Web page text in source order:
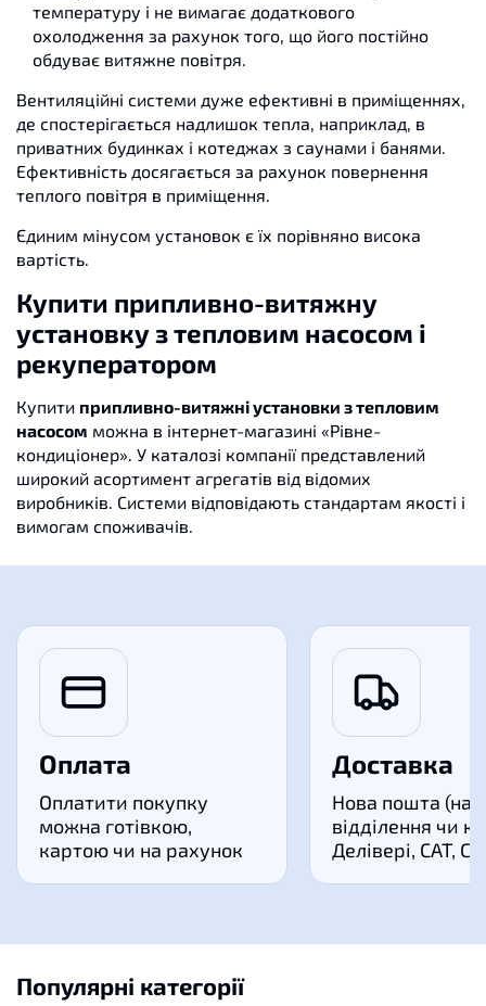
температуру і не вимагає додаткового
охолодження за рахунок того, що його постійно
обдуває витяжне повітря.
Вентиляційні системи дуже ефективні в приміщеннях,
де спостерігається надлишок тепла, наприклад, в
приватних будинках і котеджах з саунами і банями.
Ефективність досягається за рахунок повернення
теплого повітря в приміщення.
Єдиним мінусом установок є їх порівняно висока
вартість.
Купити припливно-витяжну
установку з тепловим насосом і
рекуператором
Купити припливно-витяжні установки з тепловим
насосом можна в інтернет-магазині «Рівне-
кондиціонер». У каталозі компанії представлений
широкий асортимент агрегатів від відомих
виробників. Системи відповідають стандартам якості і
вимогам споживачів.
Оплата
Оплатити покупку
можна готівкою,
картою чи на рахунок
Доставка
Нова пошта (на
відділення чи
Делівері, САТ,
Популярні категорії